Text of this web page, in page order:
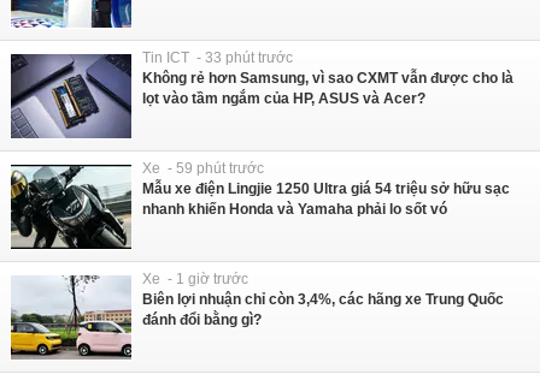
Tin ICT - 33 phút trước
Không rẻ hơn Samsung, vì sao CXMT vẫn được cho là
lọt vào tầm ngắm của HP, ASUS và Acer?
Xe - 59 phút trước
Mẫu xe điện Lingjie 1250 Ultra giá 54 triệu sở hữu sạc
nhanh khiến Honda và Yamaha phải lo sốt vó
Xe - 1 giờ trước
Biên lợi nhuận chỉ còn 3,4%, các hãng xe Trung Quốc
đánh đổi bằng gì?